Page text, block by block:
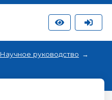
Научное руководство